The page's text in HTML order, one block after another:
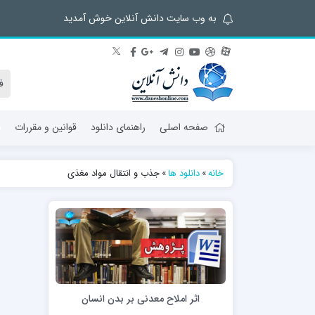
به وب سایت دانش آنلاین خوش آمدید
صفحه اصلی راهنمای دانلود قوانین و مقررات
خانه»دانلود ها»جذب و انتقال مواد مغذی
اثر املاح معدنی بر بدن انسان